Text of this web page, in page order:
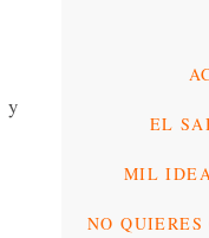
y
EL
MIL
NO